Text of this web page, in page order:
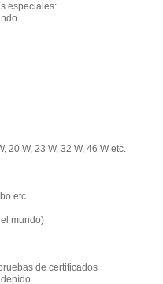
especiales:
20 W, 23 W, 32 W, 46 W etc.
etc.
mundo)
de certificados